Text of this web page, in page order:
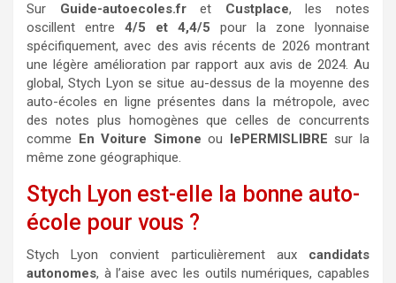
Sur Guide-autoecoles.fret Custplace, les notes
oscillent entre 4/5 et 4,4/5 pour la zone lyonnaise
spécifiquement, avec des avis récents de 2026 montrant
une légère amélioration par rapport aux avis de 2024. Au
global, Stych Lyon se situe au-dessus de la moyenne des
auto-écoles en ligne présentes dans la métropole, avec
des notes plus homogènes que celles de concurrents
comme
En Voiture Simone ou lePERMISLIBRE sur la
même zone géographique.
Stych Lyon est-elle la bonne auto-
école pour vous ?
Stych Lyon convient particulièrement aux candidats
autonomes, à l’aise avec les outils numériques, capables